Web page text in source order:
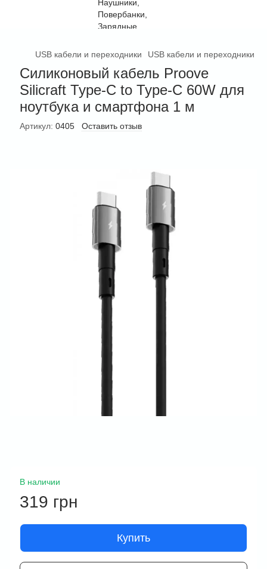
USB кабели и переходники USB кабели и переходники
Силиконовый кабель Proove
Silicraft Type-C to Type-C 60W для
ноутбука и смартфона 1 м
Артикул: 0405 Оставить отзыв
В наличии
319 грн
Купить